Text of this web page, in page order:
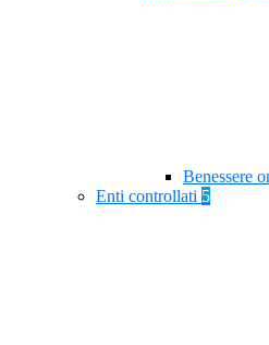
Benessere
Enti controllati 5